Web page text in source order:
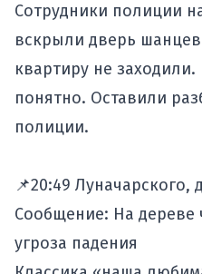
Сотрудники полиции
вскрыли дверь
квартиру не
понятно. Оставили
полиции.
📌20:49 Луначарского,
Сообщение: На дереве
угроза падения